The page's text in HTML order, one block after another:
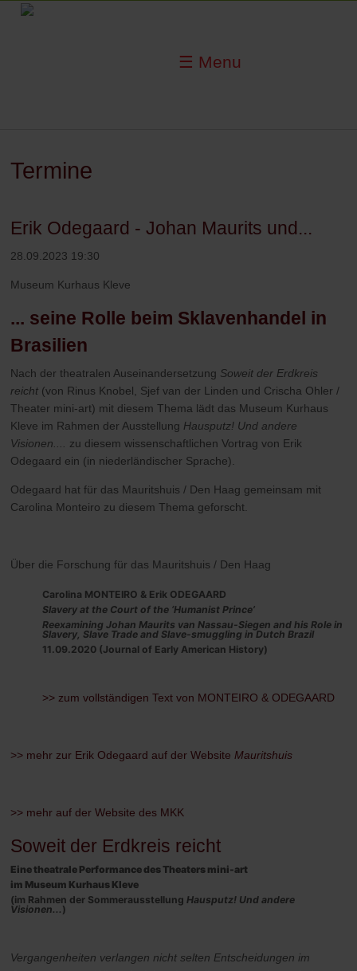
☰ Menu
Termine
Erik Odegaard - Johan Maurits und...
28.09.2023 19:30
Museum Kurhaus Kleve
... seine Rolle beim Sklavenhandel in
Brasilien
Nach der theatralen Auseinandersetzung Soweit der Erdkreis
reicht (von Rinus Knobel, Sjef van der Linden und Crischa Ohler /
Theater mini-art) mit diesem Thema lädt das Museum Kurhaus
Kleve im Rahmen der Ausstellung Hausputz! Und andere
Visionen.... zu diesem wissenschaftlichen Vortrag von Erik
Odegaard ein (in niederländischer Sprache).
Odegaard hat für das Mauritshuis / Den Haag gemeinsam mit
Carolina Monteiro zu diesem Thema geforscht.
Über die Forschung für das Mauritshuis / Den Haag
Carolina MONTEIRO & Erik ODEGAARD
Slavery at the Court of the ‘Humanist Prince’
Reexamining Johan Maurits van Nassau-Siegen and his Role in
Slavery, Slave Trade and Slave-smuggling in Dutch Brazil
11.09.2020 (Journal of Early American History)
>> zum vollständigen Text von MONTEIRO & ODEGAARD
>> mehr zur Erik Odegaard auf der Website Mauritshuis
>> mehr auf der Website des MKK
Soweit der Erdkreis reicht
Eine theatrale Performancedes Theaters mini-art
im Museum Kurhaus Kleve
(im Rahmen der SommerausstellungHausputz! Und andere
Visionen... )
Vergangenheiten verlangen nicht selten Entscheidungen im